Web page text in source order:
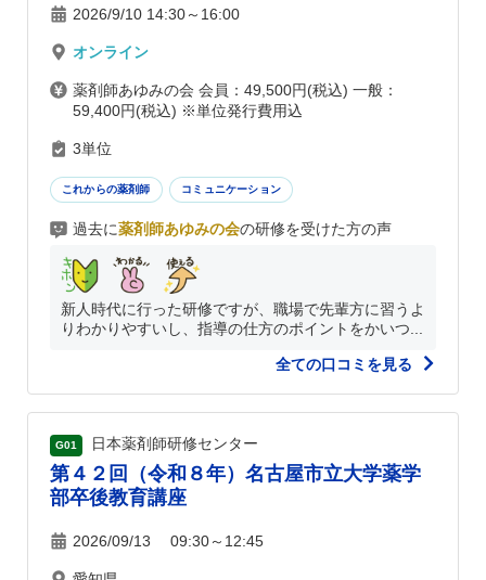
2026/9/10 14:30～16:00
オンライン
薬剤師あゆみの会 会員：49,500円(税込) 一般：
59,400円(税込) ※単位発行費用込
3単位
これからの薬剤師 コミュニケーション
過去に薬剤師あゆみの会の研修を受けた方の声
新人時代に行った研修ですが、職場で先輩方に習うよ
りわかりやすいし、指導の仕方のポイントをかいつ...
全ての口コミを見る
G01 日本薬剤師研修センター
第４２回（令和８年）名古屋市立大学薬学
部卒後教育講座
2026/09/13 09:30～12:45